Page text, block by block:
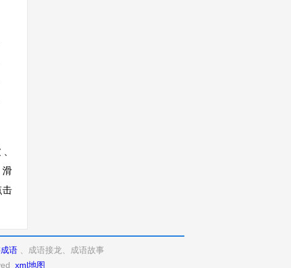
滑
击
语
、成语接龙、成语故事
xml地图